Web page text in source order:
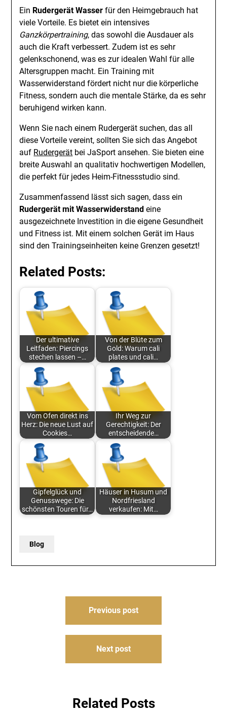
Ein Rudergerät Wasser für den Heimgebrauch hat
viele Vorteile. Es bietet ein intensives
Ganzkörpertraining, das sowohl die Ausdauer als
auch die Kraft verbessert. Zudem ist es sehr
gelenkschonend, was es zur idealen Wahl für alle
Altersgruppen macht. Ein Training mit
Wasserwiderstand fördert nicht nur die körperliche
Fitness, sondern auch die mentale Stärke, da es sehr
beruhigend wirken kann.
Wenn Sie nach einem Rudergerät suchen, das all
diese Vorteile vereint, sollten Sie sich das Angebot
auf Rudergerät bei JaSport ansehen. Sie bieten eine
breite Auswahl an qualitativ hochwertigen Modellen,
die perfekt für jedes Heim-Fitnessstudio sind.
Zusammenfassend lässt sich sagen, dass ein
Rudergerät mit Wasserwiderstand eine
ausgezeichnete Investition in die eigene Gesundheit
und Fitness ist. Mit einem solchen Gerät im Haus
sind den Trainingseinheiten keine Grenzen gesetzt!
Related Posts:
Der ultimative
Leitfaden: Piercings
stechen lassen –…
Von der Blüte zum
Gold: Warum cali
plates und cali…
Vom Ofen direkt ins
Herz: Die neue Lust auf
Cookies…
Ihr Weg zur
Gerechtigkeit: Der
entscheidende…
Gipfelglück und
Genusswege: Die
schönsten Touren für…
Häuser in Husum und
Nordfriesland
verkaufen: Mit…
Blog
Previous post
Next post
Related Posts